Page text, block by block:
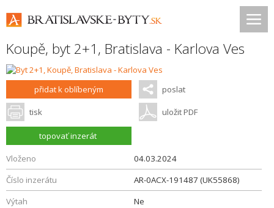
Koupě, byt 2+1, Bratislava - Karlova Ves
přidat k oblíbeným poslat
tisk uložit PDF
topovať inzerát
Vloženo
04.03.2024
Číslo inzerátu
AR-0ACX-191487 (UK55868)
Výtah
Ne